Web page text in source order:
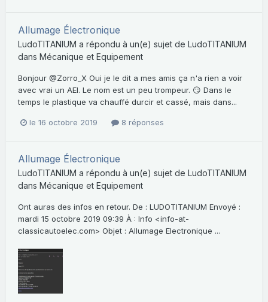
Allumage Électronique
LudoTITANIUM a répondu à un(e) sujet de LudoTITANIUM
dans Mécanique et Equipement
Bonjour @Zorro_X Oui je le dit a mes amis ça n'a rien a voir
avec vrai un AEI. Le nom est un peu trompeur. 😏 Dans le
temps le plastique va chauffé durcir et cassé, mais dans...
le 16 octobre 2019 8 réponses
Allumage Électronique
LudoTITANIUM a répondu à un(e) sujet de LudoTITANIUM
dans Mécanique et Equipement
Ont auras des infos en retour. De : LUDOTITANIUM Envoyé :
mardi 15 octobre 2019 09:39 À : Info <info-at-
classicautoelec.com> Objet : Allumage Electronique ...